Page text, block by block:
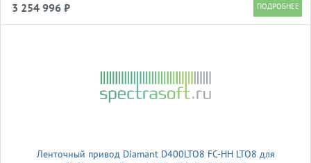
3 254 996 ₽
Ленточный привод Diamant D400LTO8 FC-HH LTO8 для